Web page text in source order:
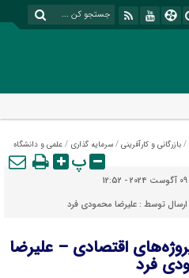
/ بازرگانی و کارآفرینی / سرمایه گذاری / علمی و دانشگاه
پ
09 آگوست 2024 - 12:52
ارسال توسط :علیرضا محمودی فرد
اقتصادی – علیرضا
فرد